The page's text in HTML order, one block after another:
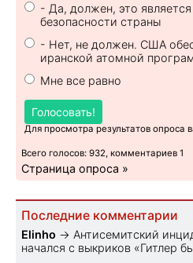
- Да, должен, это
безопасности страны
- Нет, не должен. США
иранской атомной
Мне все равно
Голосовать!
Для просмотра результатов опроса
Всего голосов: 932, комментариев 1
Страница опроса »
Последние комментарии
Elinho → Антисемитский
начался с выкриков «Гитлер